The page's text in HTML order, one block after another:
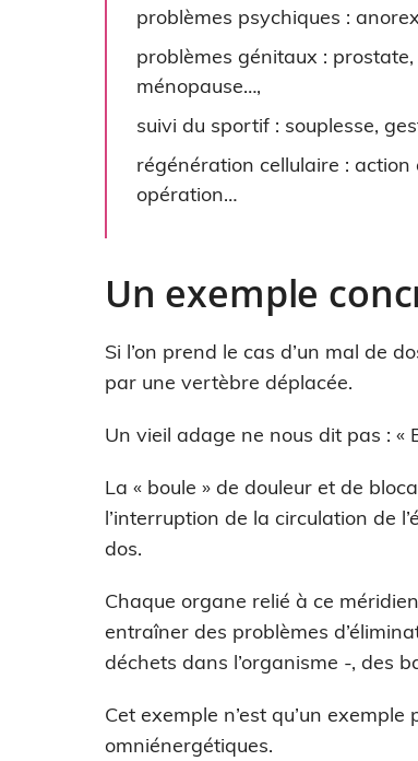
problèmes psychiques :
problèmes génitaux :
ménopause…,
suivi du sportif : souplesse,
régénération cellulaire :
opération…
Un exemple
Si l’on prend le cas d’un mal de
par une vertèbre déplacée.
Un vieil adage ne nous dit pas : «
La « boule » de douleur et de
l’interruption de la circulation de
dos.
Chaque organe relié à ce
entraîner des problèmes
déchets dans l’organisme -, des
Cet exemple n’est qu’un
omniénergétiques.